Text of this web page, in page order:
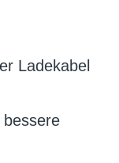
Ladekabel